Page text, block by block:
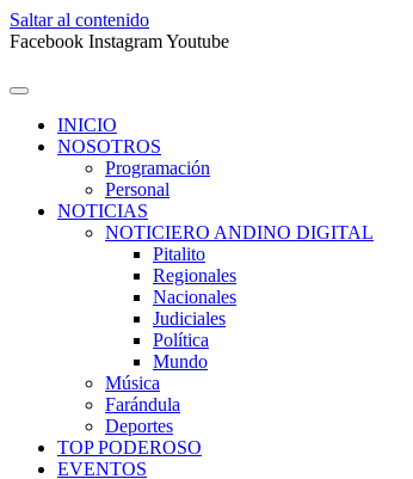
Saltar al contenido
Facebook InstagramYoutube
INICIO
NOSOTROS
Programación
Personal
NOTICIAS
NOTICIERO ANDINO DIGITAL
Pitalito
Regionales
Nacionales
Judiciales
Política
Mundo
Música
Farándula
Deportes
TOP PODEROSO
EVENTOS